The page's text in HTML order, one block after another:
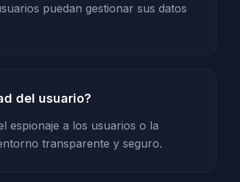
puedan gestionar sus datos
del usuario?
espionaje a los usuarios o la
transparente y seguro.